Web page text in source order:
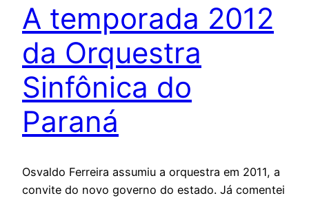
A temporada 2012
da Orquestra
Sinfônica do
Paraná
Osvaldo Ferreira assumiu a orquestra em 2011, a
convite do novo governo do estado. Já comentei